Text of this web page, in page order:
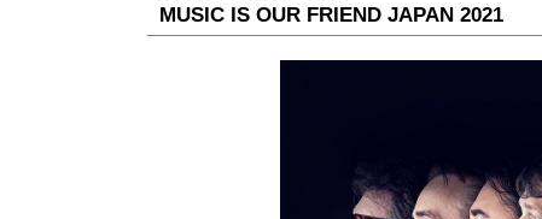
MUSIC IS OUR FRIEND JAPAN 2021